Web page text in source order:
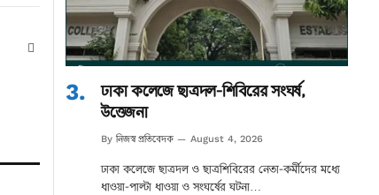
Website
ঢাকা কলেজে ছাত্রদল-শিবিরের সংঘর্ষ,
উত্তেজনা
By নিজস্ব প্রতিবেদক August 4, 2026
ঢাকা কলেজে ছাত্রদল ও ছাত্রশিবিরের নেতা-কর্মীদের মধ্যে
ধাওয়া-পাল্টা ধাওয়া ও সংঘর্ষের ঘটনা…